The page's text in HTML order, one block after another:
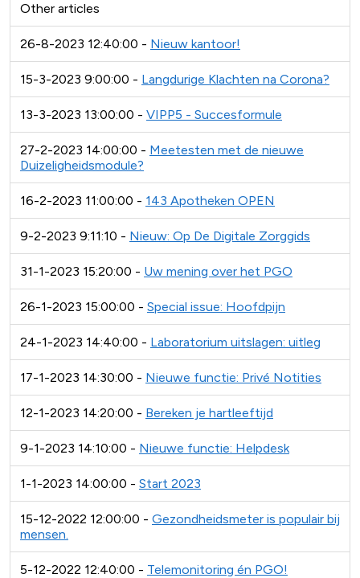
Other articles
26-8-2023 12:40:00 - Nieuw kantoor!
15-3-2023 9:00:00 - Langdurige Klachten na Corona?
13-3-2023 13:00:00 - VIPP5 - Succesformule
27-2-2023 14:00:00 - Meetesten met de nieuwe
Duizeligheidsmodule?
16-2-2023 11:00:00 - 143 Apotheken OPEN
9-2-2023 9:11:10 - Nieuw: Op De Digitale Zorggids
31-1-2023 15:20:00 - Uw mening over het PGO
26-1-2023 15:00:00 - Special issue: Hoofdpijn
24-1-2023 14:40:00 - Laboratorium uitslagen: uitleg
17-1-2023 14:30:00 - Nieuwe functie: Privé Notities
12-1-2023 14:20:00 - Bereken je hartleeftijd
9-1-2023 14:10:00 - Nieuwe functie: Helpdesk
1-1-2023 14:00:00 - Start 2023
15-12-2022 12:00:00 - Gezondheidsmeter is populair bij
mensen.
5-12-2022 12:40:00 - Telemonitoring én PGO!